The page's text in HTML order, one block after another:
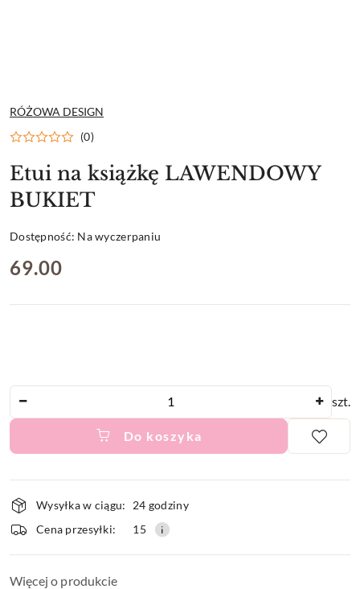
NAZWA
PRODUCENTA:
RÓŻOWA DESIGN
(0)
Etui na książkę LAWENDOWY
BUKIET
Dostępność: Na wyczerpaniu
cena:
69.00
szt.
Do koszyka
i
dostawa
Wysyłka w ciągu:
24 godziny
Cena przesyłki:
15
Więcej o produkcie